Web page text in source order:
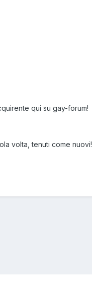
qui su gay-forum!
volta, tenuti come nuovi!